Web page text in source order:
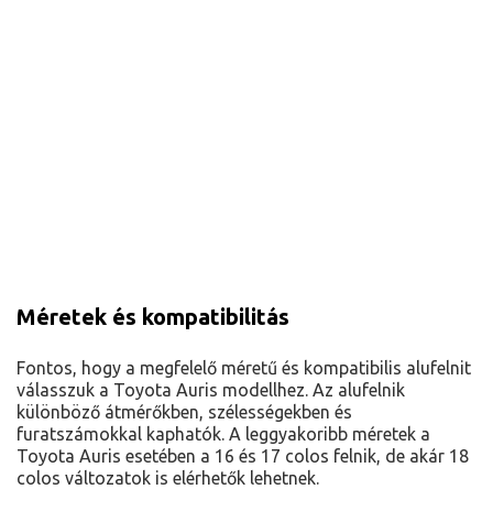
Méretek és kompatibilitás
Fontos, hogy a megfelelő méretű és kompatibilis alufelnit
válasszuk a Toyota Auris modellhez. Az alufelnik
különböző átmérőkben, szélességekben és
furatszámokkal kaphatók. A leggyakoribb méretek a
Toyota Auris esetében a 16 és 17 colos felnik, de akár 18
colos változatok is elérhetők lehetnek.